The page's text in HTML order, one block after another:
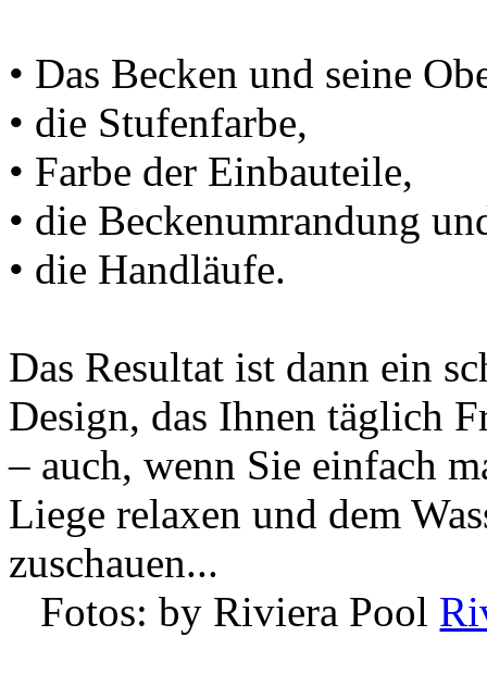
• Das Becken und seine
• die Stufenfarbe,
• Farbe der Einbauteile,
• die Beckenumrandung
• die Handläufe.
Das Resultat ist dann ein
Design, das Ihnen täglich
– auch, wenn Sie einfach
Liege relaxen und dem
zuschauen...
Fotos: by Riviera Pool